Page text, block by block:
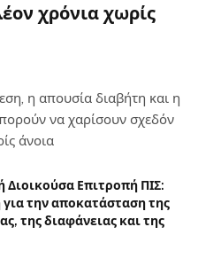
χρόνια χωρίς
η απουσία διαβήτη και η
να χαρίσουν σχεδόν
άνοια
Διοικούσα Επιτροπή ΠΙΣ:
για την αποκατάσταση της
της διαφάνειας και της